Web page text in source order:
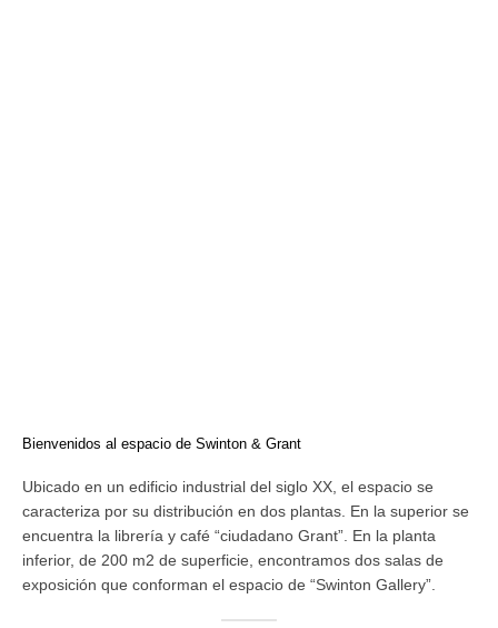
Bienvenidos al espacio de Swinton & Grant
Ubicado en un edificio industrial del siglo XX, el espacio se
caracteriza por su distribución en dos plantas. En la superior se
encuentra la librería y café “ciudadano Grant”. En la planta
inferior, de 200 m2 de superficie, encontramos dos salas de
exposición que conforman el espacio de “Swinton Gallery”.